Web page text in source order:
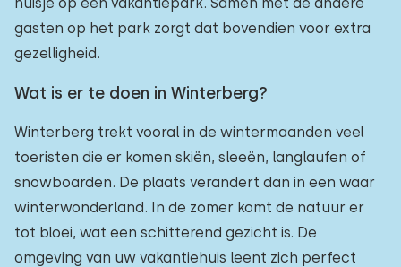
gasten op het park zorgt dat bovendien voor extra
gezelligheid.
Wat is er te doen in Winterberg?
Winterberg trekt vooral in de wintermaanden veel
toeristen die er komen skiën, sleeën, langlaufen of
snowboarden. De plaats verandert dan in een waar
winterwonderland. In de zomer komt de natuur er
tot bloei, wat een schitterend gezicht is. De
omgeving van uw vakantiehuis leent zich perfect